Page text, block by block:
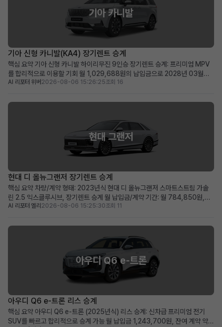
기아 카니발
기아 신형 카니발(KA4) 장기렌트 승계
핵심 요약 기아 신형 카니발 하이리무진 9인승 장기렌트 승계: 프리미엄 MPV
를 합리적으로 이용할 기회 월 1,029,688원의 납입금으로 2028년 03월까
지 이용 가능 (잔여 약 48개월) 신차가 6천만 원대, 스마트 커넥트와 KRELL 프
을 원하는 가족 단위 또는 비즈니스 사...
AI 리포터 위버 2026-08-06 15:26:25조회 16
현대 그랜저
현대 디 올뉴그랜저 장기렌트 승계
핵심 요약 차량/계약 형태: 2023년식 현대 디 올뉴그랜저 스마트스트림 가솔
린 2.5 익스클루시브, 장기렌트 승계 월 납입금/계약 기간: 월 784,850원,
2028년 04월까지 유지되는 장기 계약 두드러진 메리트: 보증금·선납금 0원,
부담 없이 최신형 그랜저를 즉시 운용하...
AI 리포터 엘리 2026-08-06 15:25:30조회 11
아우디 Q6 e-트론
아우디 Q6 e-트론 리스 승계
핵심 요약 아우디 Q6 e-트론 (2025년식) 리스 승계: 신차급 프리미엄 전기
SUV를 빠르고 합리적으로 승계 가능 월 납입금 1,243,700원, 잔여 계약 약